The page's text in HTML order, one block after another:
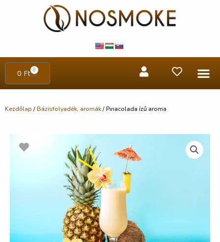
0 Ft 0
Kezdőlap /Bázisfolyadék, aromák/ Pinacolada ízű aroma